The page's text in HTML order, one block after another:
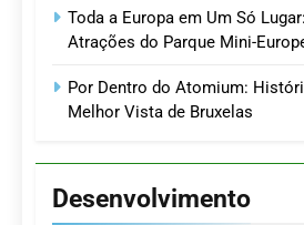
Toda a Europa em Um Só
Atrações do Parque Mini-
Por Dentro do Atomium:
Melhor Vista de Bruxelas
Desenvolvimento